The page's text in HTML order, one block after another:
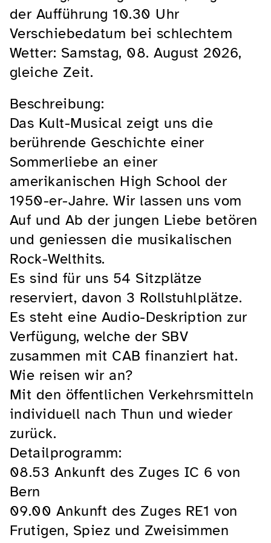
der Aufführung 10.30 Uhr
Verschiebedatum bei schlechtem
Wetter: Samstag, 08. August 2026,
gleiche Zeit.
Beschreibung:
Das Kult-Musical zeigt uns die
berührende Geschichte einer
Sommerliebe an einer
amerikanischen High School der
1950-er-Jahre. Wir lassen uns vom
Auf und Ab der jungen Liebe betören
und geniessen die musikalischen
Rock-Welthits.
Es sind für uns 54 Sitzplätze
reserviert, davon 3 Rollstuhlplätze.
Es steht eine Audio-Deskription zur
Verfügung, welche der SBV
zusammen mit CAB finanziert hat.
Wie reisen wir an?
Mit den öffentlichen Verkehrsmitteln
individuell nach Thun und wieder
zurück.
Detailprogramm:
08.53 Ankunft des Zuges IC 6 von
Bern
09.00 Ankunft des Zuges RE1 von
Frutigen, Spiez und Zweisimmen